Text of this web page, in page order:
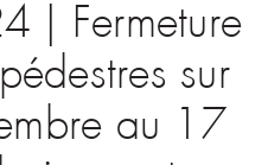
| Fermeture
sur
au 17